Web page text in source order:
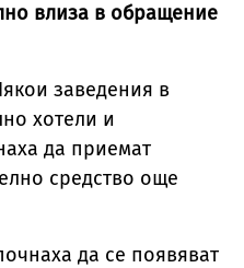
влиза в обращение
заведения в
хотели и
да приемат
средство още
да се появяват